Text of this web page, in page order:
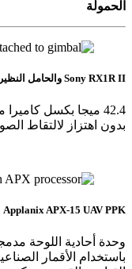
الحمولة
Sony RX1R II والحامل النظير
42.4 ميجا بكسل
بدون اهتزاز لالتقاط
Applanix APX-15 UAV PPK
وحدة أحادية اللوحة
باستخدام الأقمار